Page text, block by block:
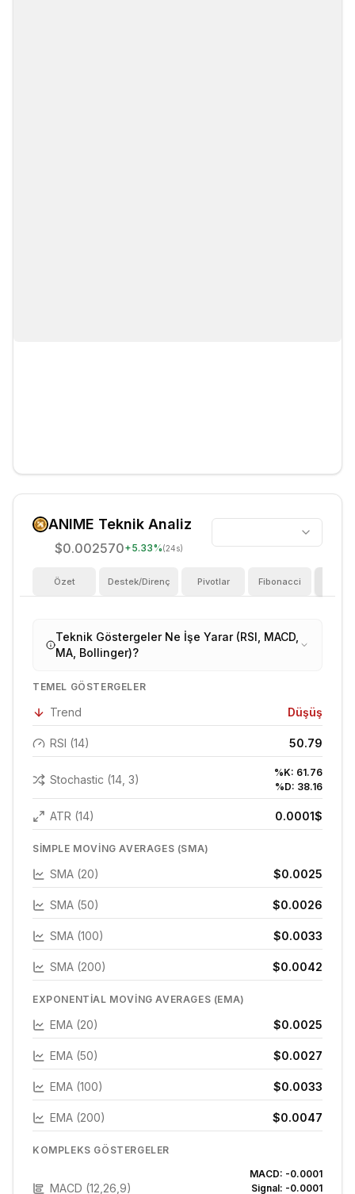
ANIME Teknik Analiz
$0.002570+5.33%(24s)
Özet Destek/Direnç Pivotlar Fibonacci
Teknik Göstergeler Ne İşe Yarar (RSI, MACD,
MA, Bollinger)?
TEMEL GÖSTERGELER
Trend Düşüş
RSI (14) 50.79
Stochastic (14, 3)
%K: 61.76
%D: 38.16
ATR (14) 0.0001$
SIMPLE MOVING AVERAGES (SMA)
SMA (20) $0.0025
SMA (50) $0.0026
SMA (100) $0.0033
SMA (200) $0.0042
EXPONENTIAL MOVING AVERAGES (EMA)
EMA (20) $0.0025
EMA (50) $0.0027
EMA (100) $0.0033
EMA (200) $0.0047
KOMPLEKS GÖSTERGELER
MACD (12,26,9)
MACD: -0.0001
Signal: -0.0001